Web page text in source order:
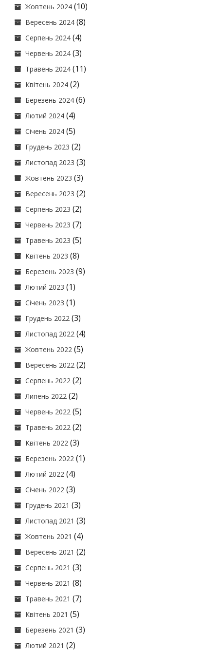
Жовтень 2024 (10)
Вересень 2024 (8)
Серпень 2024 (4)
Червень 2024 (3)
Травень 2024 (11)
Квітень 2024 (2)
Березень 2024 (6)
Лютий 2024 (4)
Січень 2024 (5)
Грудень 2023 (2)
Листопад 2023 (3)
Жовтень 2023 (3)
Вересень 2023 (2)
Серпень 2023 (2)
Червень 2023 (7)
Травень 2023 (5)
Квітень 2023 (8)
Березень 2023 (9)
Лютий 2023 (1)
Січень 2023 (1)
Грудень 2022 (3)
Листопад 2022 (4)
Жовтень 2022 (5)
Вересень 2022 (2)
Серпень 2022 (2)
Липень 2022 (2)
Червень 2022 (5)
Травень 2022 (2)
Квітень 2022 (3)
Березень 2022 (1)
Лютий 2022 (4)
Січень 2022 (3)
Грудень 2021 (3)
Листопад 2021 (3)
Жовтень 2021 (4)
Вересень 2021 (2)
Серпень 2021 (3)
Червень 2021 (8)
Травень 2021 (7)
Квітень 2021 (5)
Березень 2021 (3)
Лютий 2021 (2)